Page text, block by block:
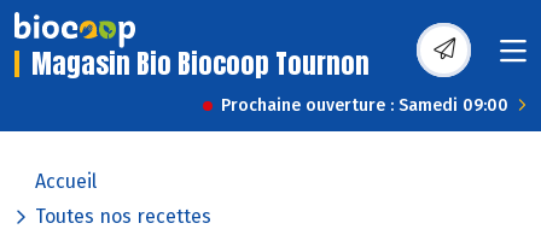
Magasin Bio Biocoop Tournon
Prochaine ouverture : Samedi 09:00
Accueil
Toutes nos recettes